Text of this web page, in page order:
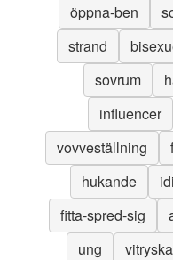
öppna-ben
strand
sovrum
influencer
vovveställning
hukande
fitta-spred-sig
ung
vitryska